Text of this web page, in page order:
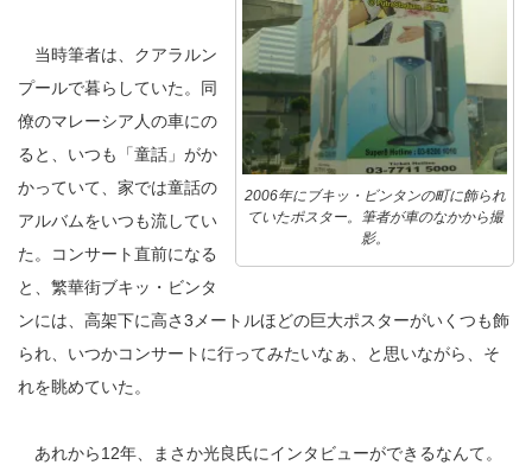
2006年にブキッ・ビンタンの町に飾られ
ていたポスター。筆者が車のなかから撮
影。
当時筆者は、クアラルン
プールで暮らしていた。同
僚のマレーシア人の車にの
ると、いつも「童話」がか
かっていて、家では童話の
アルバムをいつも流してい
た。コンサート直前になる
と、繁華街ブキッ・ビンタ
ンには、高架下に高さ3メートルほどの巨大ポスターがいくつも飾
られ、いつかコンサートに行ってみたいなぁ、と思いながら、そ
れを眺めていた。
あれから12年、まさか光良氏にインタビューができるなんて。